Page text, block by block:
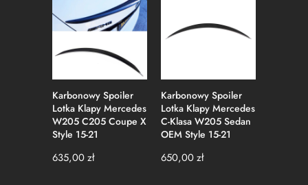
Karbonowy Spoiler
Lotka Klapy Mercedes
W205 C205 Coupe X
Style 15-21
635,00zł
Karbonowy Spoiler
Lotka Klapy Mercedes
C-Klasa W205 Sedan
OEM Style 15-21
650,00zł